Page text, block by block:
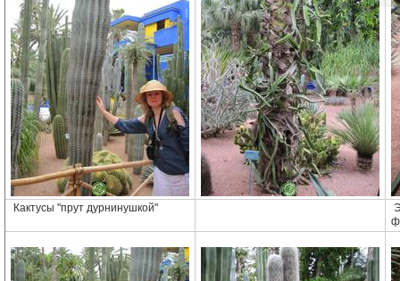
Кактусы "прут дурнинушкой"